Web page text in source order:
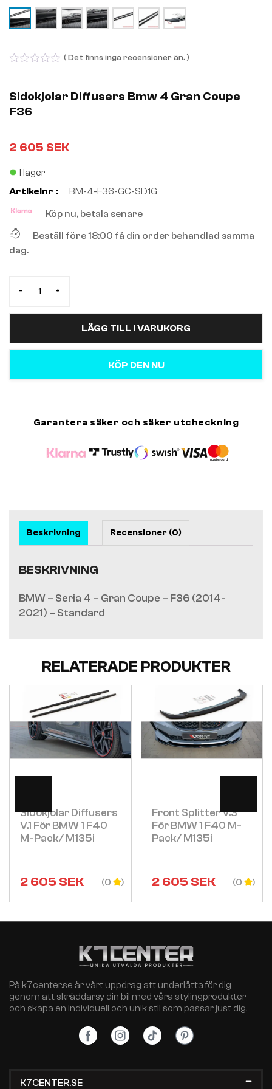
of
5
( Det finns inga recensioner än. )
Sidokjolar Diffusers Bmw 4 Gran Coupe
F36
2 605 SEK
I lager
Artikelnr :
BM-4-F36-GC-SD1G
Köp nu, betala senare
Beställ före 18:00 få din order behandlad samma
dag.
- +
LÄGG TILL I VARUKORG
KÖP DEN NU
Garantera säker och säker utcheckning
Beskrivning Recensioner (0)
BESKRIVNING
BMW – Seria 4 – Gran Coupe – F36 (2014-
2021) – Standard
RELATERADE PRODUKTER
Sidokjolar Diffusers
V.1 För BMW 1 F40
M-Pack/ M135i
2 605SEK (0
Front Splitter V.3
För BMW 1 F40 M-
Pack/ M135i
2 605SEK (0
På k7center.se är vårt uppdrag att underlätta för dig
genom att skräddarsy din bil med våra stylingprodukter
och skapa en individuell och unik stil som passar just dig.
K7CENTER.SE